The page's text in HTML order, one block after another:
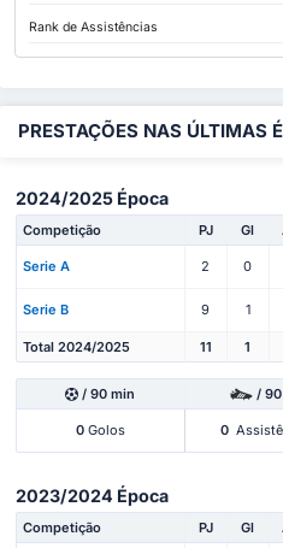
Rank de Assistências
PRESTAÇÕES NAS ÚLTIMAS
2024/2025 Época
Competição PJ Gl
Serie A 2 0
Serie B 9 1
Total 2024/2025 11 1
/ 90 min /
0Golos 0
2023/2024 Época
Competição PJ Gl